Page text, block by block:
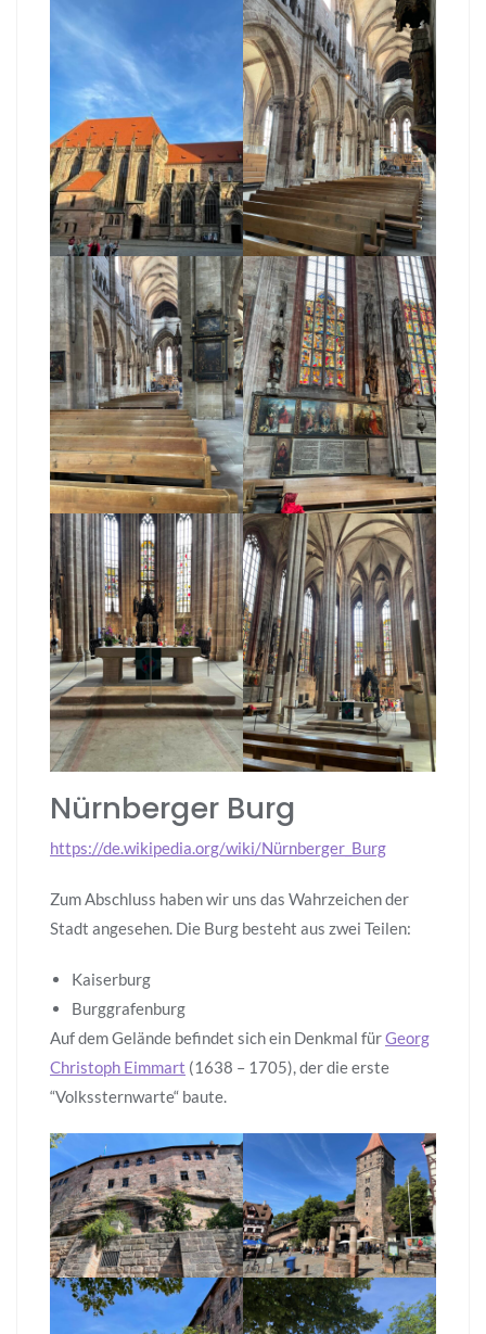
Nürnberger Burg
https://de.wikipedia.org/wiki/Nürnberger_Burg
Zum Abschluss haben wir uns das Wahrzeichen der
Stadt angesehen. Die Burg besteht aus zwei Teilen:
Kaiserburg
Burggrafenburg
Auf dem Gelände befindet sich ein Denkmal fürGeorg
Christoph Eimmart (1638 – 1705), der die erste
“Volkssternwarte“ baute.